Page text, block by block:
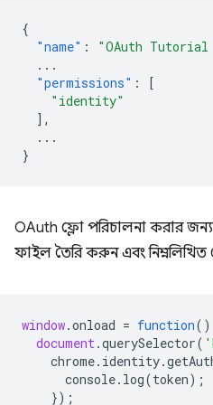
{
"name" : "OAuth Tutorial
...
"permissions" :
[
"identity"
],
...
}
OAuth ফ্লো পরিচালনা করার জন্য
ফাইল তৈরি করুন এবং
window.onload = function()
document.querySelector(
chrome. identity.
console. log(token);
});